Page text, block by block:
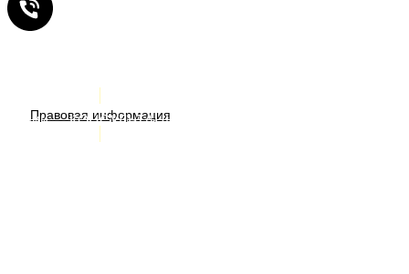
Правовая информация
Акции
ИМЕЮТСЯ ПРОТИВОПОКАЗАНИЯ. НЕОБХОДИМА
КОНСУЛЬТАЦИЯ СПЕЦИАЛИСТА